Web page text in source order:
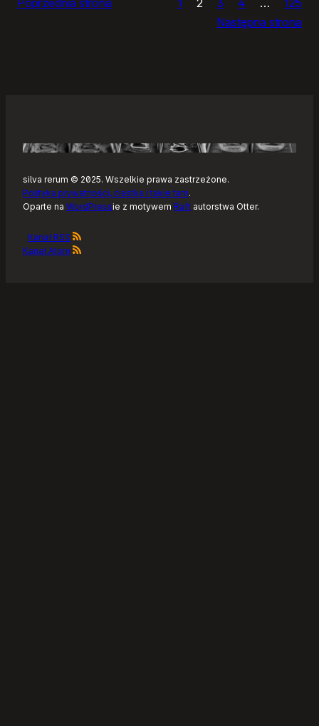
Następna strona
silva rerum © 2025. Wszelkie prawa zastrzeżone.
Polityka prywatności, ciastka i takie tam.
Oparte na WordPressie z motywem Raft autorstwa Otter.
Kanał RSS
Kanał Atom